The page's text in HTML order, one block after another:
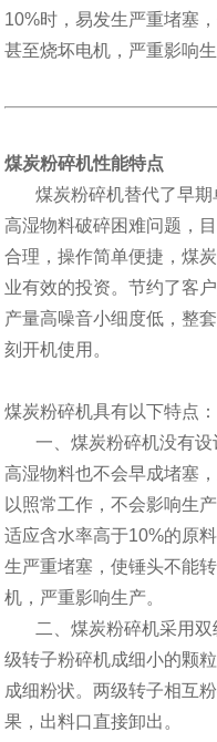
10%时，易发生严重堵塞
甚至烧坏电机，严重影响生
煤炭粉碎机性能特点
煤炭粉碎机替代了早期
高湿物料破碎困难问题，
合理，操作简单便捷，煤
业有效的投资。节约了客
产量高噪音小细度低，整
刻开机使用。
煤炭粉碎机具有以下特点：
一、煤炭粉碎机没有设
高湿物料也不会早成堵塞
以照常工作，不会影响生
适应含水率高于10%的原
生严重堵塞，使锤头不能
机，严重影响生产。
二、煤炭粉碎机采用双
级转子粉碎机成细小的颗
成细粉状。两级转子相互
果，出料口直接卸出。